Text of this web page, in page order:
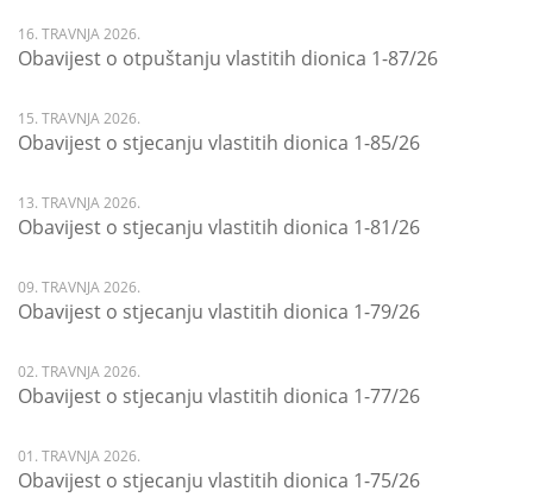
16. TRAVNJA 2026.
Obavijest o otpuštanju vlastitih dionica 1-87/26
15. TRAVNJA 2026.
Obavijest o stjecanju vlastitih dionica 1-85/26
13. TRAVNJA 2026.
Obavijest o stjecanju vlastitih dionica 1-81/26
09. TRAVNJA 2026.
Obavijest o stjecanju vlastitih dionica 1-79/26
02. TRAVNJA 2026.
Obavijest o stjecanju vlastitih dionica 1-77/26
01. TRAVNJA 2026.
Obavijest o stjecanju vlastitih dionica 1-75/26